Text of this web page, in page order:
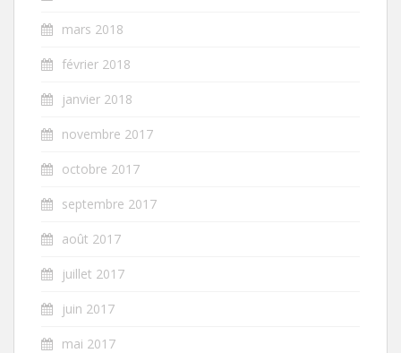
mars 2018
février 2018
janvier 2018
novembre 2017
octobre 2017
septembre 2017
août 2017
juillet 2017
juin 2017
mai 2017